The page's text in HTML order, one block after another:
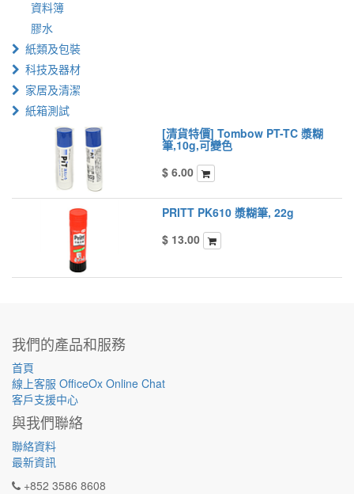
資料簿
膠水
紙類及包裝
科技及器材
家居及清潔
紙箱測試
[清貨特價] Tombow PT-TC 漿糊
筆,10g,可變色
$ 6.00
PRITT PK610 漿糊筆, 22g
$ 13.00
我們的產品和服務
首頁
線上客服 OfficeOx Online Chat
客戶支援中心
與我們聯絡
聯絡資料
最新資訊
+852 3586 8608